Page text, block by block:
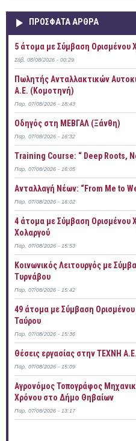
ΠΡOΣΦΑΤΑ AΡΘΡΑ
5 άτομα με Σύμβαση
Σάβ, 08/08/2026 - 00:29
Πωλητής Ανταλλακτικών
Α.Ε. (Κομοτηνή)
Παρ, 07/08/2026 - 18:43
Οδηγός στη ΜΕΒΓΑΛ (Ξάνθη)
Παρ, 07/08/2026 - 16:32
Training Course: “ Deep Roots,
Παρ, 07/08/2026 - 16:05
Ανταλλαγή Νέων: “From Me to
Παρ, 07/08/2026 - 16:02
4 άτομα με Σύμβαση Ορισμένου
Χολαργού
Παρ, 07/08/2026 - 15:53
Κοινωνικός Λειτουργός με
Τυρνάβου
Παρ, 07/08/2026 - 15:42
49 άτομα με Σύμβαση
Ταύρου
Παρ, 07/08/2026 - 15:36
Θέσεις εργασίας στην ΤΕΧΝΗ Α.Ε.
Παρ, 07/08/2026 - 15:09
Αγρονόμος Τοπογράφος
Χρόνου στο Δήμο Θηβαίων
Παρ, 07/08/2026 - 13:17